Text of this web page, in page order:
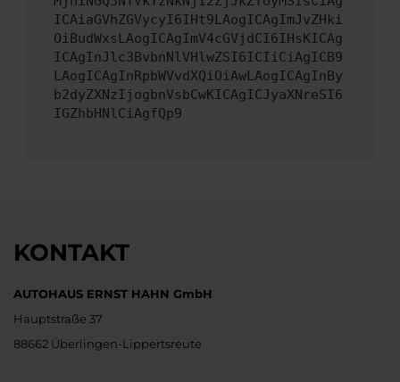
ICAiaGVhZGVycyI6IHt9LAogICAgImJvZHki
OiBudWxsLAogICAgImV4cGVjdCI6IHsKICAg
ICAgInJlc3BvbnNlVHlwZSI6ICIiCiAgICB9
LAogICAgInRpbWVvdXQiOiAwLAogICAgInBy
b2dyZXNzIjogbnVsbCwKICAgICJyaXNreSI6
IGZhbHNlCiAgfQp9
KONTAKT
AUTOHAUS ERNST HAHN GmbH
Hauptstraße 37
88662 Überlingen-Lippertsreute